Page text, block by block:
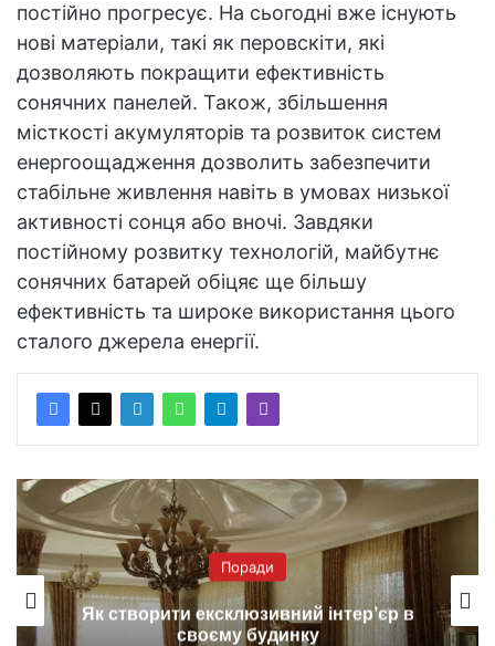
постійно прогресує. На сьогодні вже існують
нові матеріали, такі як перовскіти, які
дозволяють покращити ефективність
сонячних панелей. Також, збільшення
місткості акумуляторів та розвиток систем
енергоощадження дозволить забезпечити
стабільне живлення навіть в умовах низької
активності сонця або вночі. Завдяки
постійному розвитку технологій, майбутнє
сонячних батарей обіцяє ще більшу
ефективність та широке використання цього
сталого джерела енергії.
Поради
Як створити ексклюзивний інтер’єр в
своєму будинку